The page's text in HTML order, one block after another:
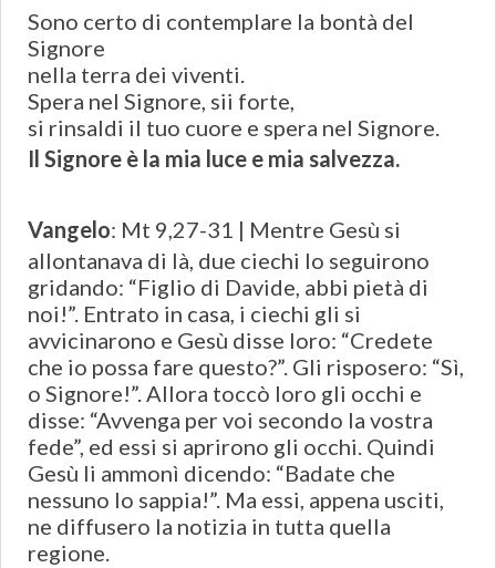
Sono certo di contemplare la bontà del
Signore
nella terra dei viventi.
Spera nel Signore, sii forte,
si rinsaldi il tuo cuore e spera nel Signore.
Il Signore è la mia luce e mia salvezza.
Vangelo: Mt 9,27-31 | Mentre Gesù si
allontanava di là, due ciechi lo seguirono
gridando: “Figlio di Davide, abbi pietà di
noi!”. Entrato in casa, i ciechi gli si
avvicinarono e Gesù disse loro: “Credete
che io possa fare questo?”. Gli risposero: “Sì,
o Signore!”. Allora toccò loro gli occhi e
disse: “Avvenga per voi secondo la vostra
fede”, ed essi si aprirono gli occhi. Quindi
Gesù li ammonì dicendo: “Badate che
nessuno lo sappia!”. Ma essi, appena usciti,
ne diffusero la notizia in tutta quella
regione.